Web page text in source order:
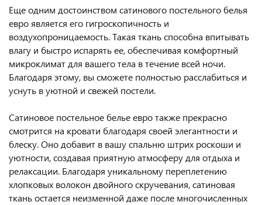
Еще одним достоинством сатинового постельного белья
евро является его гигроскопичность и
воздухопроницаемость. Такая ткань способна впитывать
влагу и быстро испарять ее, обеспечивая комфортный
микроклимат для вашего тела в течение всей ночи.
Благодаря этому, вы сможете полностью расслабиться и
уснуть в уютной и свежей постели.
Сатиновое постельное белье евро также прекрасно
смотрится на кровати благодаря своей элегантности и
блеску. Оно добавит в вашу спальню штрих роскоши и
уютности, создавая приятную атмосферу для отдыха и
релаксации. Благодаря уникальному переплетению
хлопковых волокон двойного скручевания, сатиновая
ткань остается неизменной даже после многочисленных